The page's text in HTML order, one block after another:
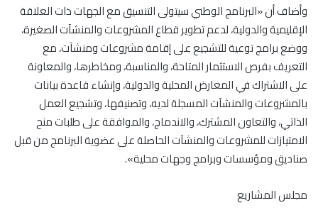
وأضاف أن «البرنامج الوطني سيتولى التنسيق مع الجهات ذات العلاقة
الإقليمية والدولية، لدعم تطوير قطاع المشروعات والمنشآت الصغيرة،
ووضع برامج توعية للتشجيع على إقامة مشروعات ومنشآت، مع
التعريف بفرص الاستثمار المتاحة، والمناسبة، ومخاطرها، والمعاونة
على الاشتراك في المعارض المحلية والدولية، وإنشاء قاعدة بيانات
بالمشروعات والمنشآت المسجلة لديه، وتصنيفها، وتشجيع العمل
الذاتي، والتعاون المشترك، والاندماج، والموافقة على طلبات منح
الامتيازات للمشروعات والمنشآت الحاصلة على عضوية البرنامج من قبل
صناديق ومؤسسات وبرامج وجهات محلية».
مجلس المشاريع